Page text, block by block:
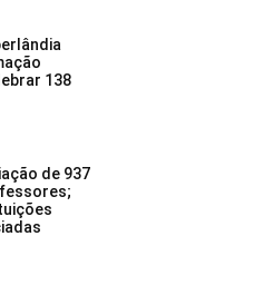
138
de 937